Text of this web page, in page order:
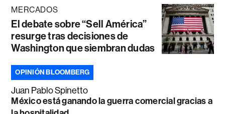
MERCADOS
El debate sobre “Sell América”
resurge tras decisiones de
Washington que siembran dudas
OPINIÓN BLOOMBERG
Juan Pablo Spinetto
México está ganando la guerra comercial gracias a